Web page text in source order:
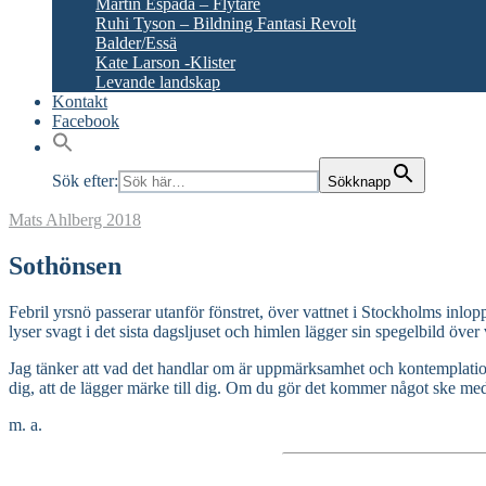
Martín Espada – Flytare
Ruhi Tyson – Bildning Fantasi Revolt
Balder/Essä
Kate Larson -Klister
Levande landskap
Kontakt
Facebook
Sök efter: Sökknapp
Mats Ahlberg 2018
Sothönsen
Febril yrsnö passerar utanför fönstret, över vattnet i Stockholms
lyser svagt i det sista dagsljuset och himlen lägger sin spegelbild
Jag tänker att vad det handlar om är uppmärksamhet och
dig, att de lägger märke till dig. Om du gör det kommer något ske
m. a.